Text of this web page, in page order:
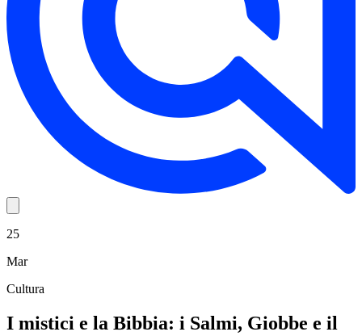
25
Mar
Cultura
I mistici e la Bibbia: i Salmi, Giobbe e il